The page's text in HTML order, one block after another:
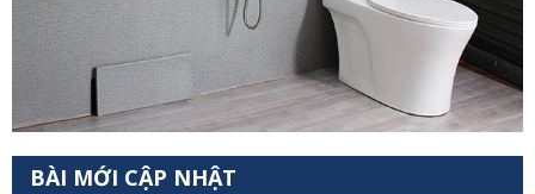
BÀI MỚI CẬP NHẬT